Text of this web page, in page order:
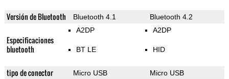
Versión de Bluetooth Bluetooth 4.1 Bluetooth 4.2
Especificaciones
bluetooth
A2DP
BT LE
A2DP
HID
tipo de conector Micro USB Micro USB